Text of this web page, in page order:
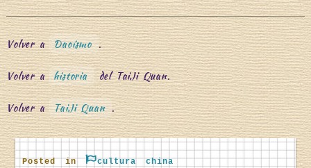
Volver a Daoísmo .
Volver a historia del TaiJi Quan.
Volver a TaiJi Quan .
Posted in cultura china